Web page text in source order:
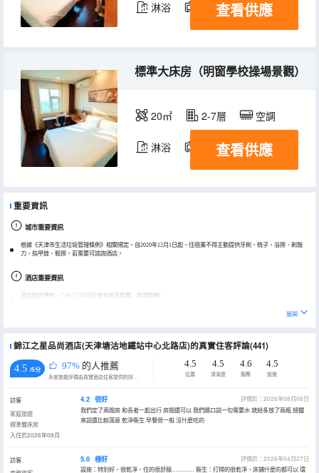
淋浴 電視機
查看供應
標準大床房（明窗學校操場景觀）
20㎡ 2-7層 空調
淋浴 電視機
查看供應
重要資訊
城市重要資訊
根據《天津市生活垃圾管理條例》相關規定，自2020年12月1日起，住宿業不得主動提供牙刷、梳子、浴擦、剃鬚
刀、指甲銼、鞋擦，若需要可諮詢酒店。
酒店重要資訊
酒店臨近學校，7:30-17:30可能會有噪音影響，敬請諒解。
展開
錦江之星品尚酒店(天津塘沽地鐵站中心北路店)的真實住客評論(441)
4.5 /5分 97% 的人推薦
永安旅遊評價由真實酒店住客提供的評價。
4.5
位置
4.5
清潔度
4.6
服務
4.5
設施
訪客
家庭旅遊
標準雙床房
入住於2026年08月
4.2 很好
評價於：2026年08月06日
我們定了兩間房 和長者一起出行 房間還可以 我們隨口説一句需要水 就給多放了兩瓶 總體
來説還比較滿意 乾淨衞生 早餐很一般 沒什麼吃的
訪客
5.0 極好
評價於：2026年04月27日
設施：特別好，很乾凈，住的很舒服………… 衞生：打掃的很乾凈，床鋪什麼的都可以 環